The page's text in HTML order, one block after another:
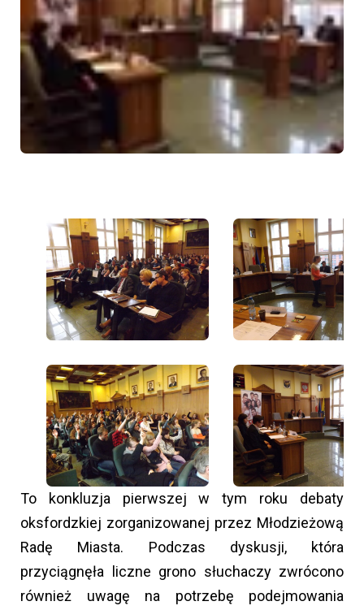
To konkluzja pierwszej w tym roku debaty
oksfordzkiej zorganizowanej przez Młodzieżową
Radę Miasta. Podczas dyskusji, która
przyciągnęła liczne grono słuchaczy zwrócono
również uwagę na potrzebę podejmowania